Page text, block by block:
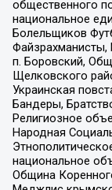
общественного
национальное
Болельщиков
Файзрахманисты,
п. Боровский,
Щелковского
Украинская
Бандеры,
Религиозное
Народная
национальное
Община